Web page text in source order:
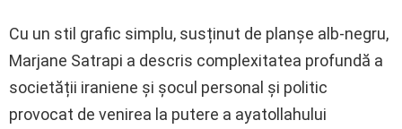
Cu un stil grafic simplu, susținut de planșe alb-negru,
Marjane Satrapi a descris complexitatea profundă a
societății iraniene și șocul personal și politic
provocat de venirea la putere a ayatollahului